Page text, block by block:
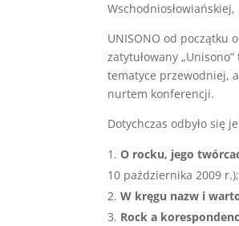
UNISONO od początku
zatytułowany
tematyce przewodniej,
nurtem konferencji.
Dotychczas odbyło się
O rocku, jego
10 października 2009 r.);
W kręgu nazw i
Rock a